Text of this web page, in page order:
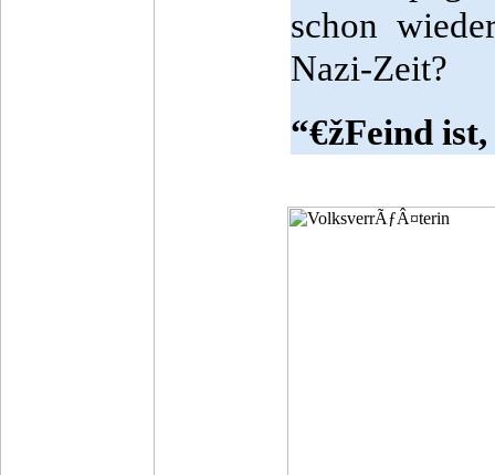
schon
Nazi-Zeit?
“€žFeind